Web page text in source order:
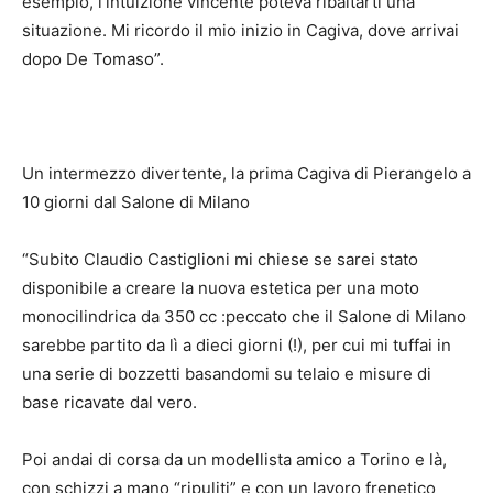
situazione. Mi ricordo il mio inizio in Cagiva, dove arrivai
dopo De Tomaso”.
Un intermezzo divertente, la prima Cagiva di Pierangelo a
10 giorni dal Salone di Milano
“Subito Claudio Castiglioni mi chiese se sarei stato
disponibile a creare la nuova estetica per una moto
monocilindrica da 350 cc :peccato che il Salone di Milano
sarebbe partito da lì a dieci giorni (!), per cui mi tuffai in
una serie di bozzetti basandomi su telaio e misure di
base ricavate dal vero.
Poi andai di corsa da un modellista amico a Torino e là,
con schizzi a mano “ripuliti” e con un lavoro frenetico